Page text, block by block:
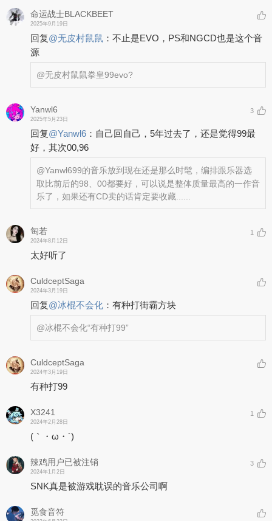
命运战士BLACKBEET
2025年9月19日
回复@无皮村鼠鼠 ： 不止是EVO，PS和NGCD也是这个音
源
@无皮村鼠鼠拳皇99evo?
Yanwl6
2025年5月23日
3
回复@Yanwl6 ： 自己回自己，5年过去了，还是觉得99最
好，其次00,96
@Yanwl699的音乐放到现在还是那么时髦，编排跟乐器选
取比前后的98、00都要好，可以说是整体质量最高的一作音
乐了，如果还有CD卖的话肯定要收藏......
匋若
2024年8月12日
1
太好听了
CuldceptSaga
2024年3月19日
回复@冰棍不会化 ： 有种打街霸方块
@冰棍不会化“有种打99”
CuldceptSaga
2024年3月19日
有种打99
X3241
2024年2月28日
1
(｀・ω・´)
辣鸡用户已被注销
2024年1月2日
3
SNK真是被游戏耽误的音乐公司啊
觅食音符